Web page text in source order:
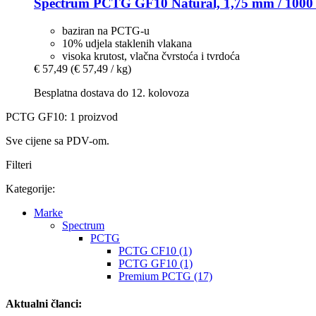
Spectrum PCTG GF10 Natural, 1,75 mm / 1000
baziran na PCTG-u
10% udjela staklenih vlakana
visoka krutost, vlačna čvrstoća i tvrdoća
€ 57,49 (€ 57,49 / kg)
Besplatna dostava do 12. kolovoza
PCTG GF10: 1 proizvod
Sve cijene sa PDV-om.
Filteri
Kategorije:
Marke
Spectrum
PCTG
PCTG CF10 (1)
PCTG GF10 (1)
Premium PCTG (17)
Aktualni članci: